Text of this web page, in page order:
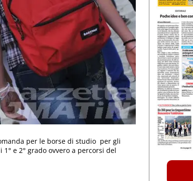
per le borse di studio per gli
e 2° grado ovvero a percorsi del